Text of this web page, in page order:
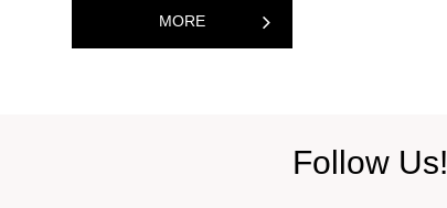
MORE
Follow Us!